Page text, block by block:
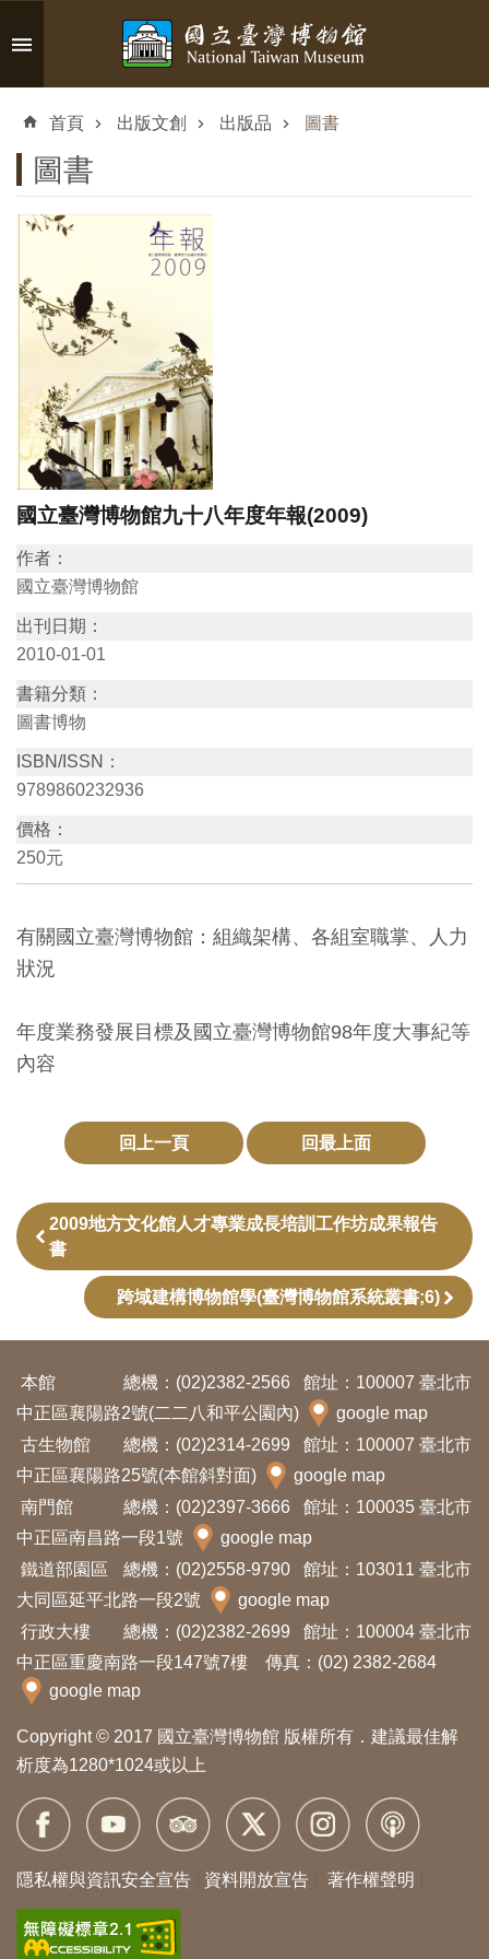
跳到主要內容區塊
搜
識
臺
參
觀
資
訊
展
覽
資
訊
育
動
版
文
典
便
民
政
府
公
開
資
訊
隱
私
權
與
資
訊
安
全
宣
首頁 出版文創 出版品 圖書
圖書
國立臺灣博物館九十八年度年報(2009)
作者：
國立臺灣博物館
出刊日期：
2010-01-01
書籍分類：
圖書博物
ISBN/ISSN：
9789860232936
價格：
250元
有關國立臺灣博物館：組織架構、各組室職掌、人力
狀況
年度業務發展目標及國立臺灣博物館98年度大事紀等
內容
回上一頁 回最上面
2009地方文化館人才專業成長培訓工作坊成果報告
書
跨域建構博物館學(臺灣博物館系統叢書;6)
本館 總機：(02)2382-2566
館址：100007 臺北市
中正區襄陽路2號(二二八和平公園內)
google map
古生物館
總機：(02)2314-2699
館址：100007 臺北市
中正區襄陽路25號(本館斜對面)
google map
南門館
總機：(02)2397-3666
館址：100035 臺北市
中正區南昌路一段1號
google map
鐵道部園區
總機：(02)2558-9790
館址：103011 臺北市
大同區延平北路一段2號
google map
行政大樓
總機：(02)2382-2699
館址：100004 臺北市
中正區重慶南路一段147號7樓 傳真：(02) 2382-2684
google map
Copyright © 2017 國立臺灣博物館 版權所有．建議最佳解
析度為1280*1024或以上
隱私權與資訊安全宣告 資料開放宣告 著作權聲明